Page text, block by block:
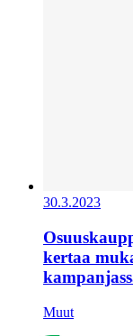
30.3.2023
kertaa
Muut